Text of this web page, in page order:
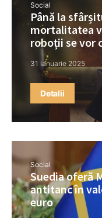
Social
Până la
mortalitatea
roboții se vor
31 ianuarie 2025
Detalii
Social
Suedia oferă
antitanc în
euro